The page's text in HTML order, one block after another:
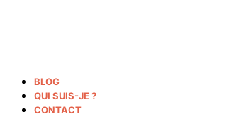
BLOG
QUI SUIS-JE ?
CONTACT